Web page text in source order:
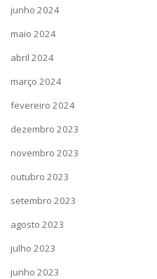
junho 2024
maio 2024
abril 2024
março 2024
fevereiro 2024
dezembro 2023
novembro 2023
outubro 2023
setembro 2023
agosto 2023
julho 2023
junho 2023